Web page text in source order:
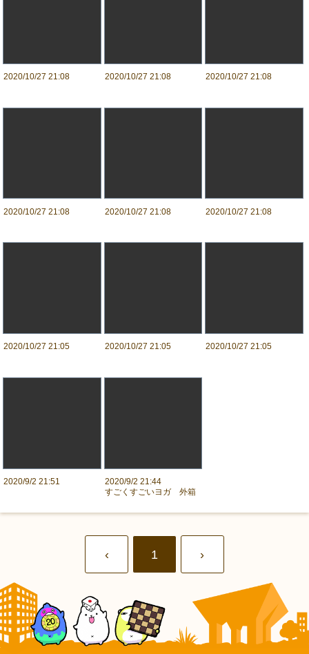
2020/10/27 21:08 2020/10/27 21:08 2020/10/27 21:08
2020/10/27 21:08 2020/10/27 21:08 2020/10/27 21:08
2020/10/27 21:05 2020/10/27 21:05 2020/10/27 21:05
2020/9/2 21:51
2020/9/2 21:44
すごくすごいヨガ 外箱
‹ 1 ›